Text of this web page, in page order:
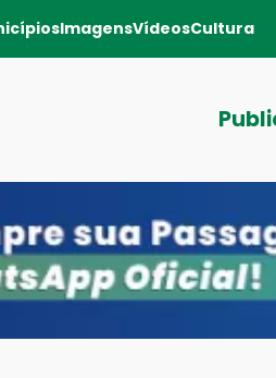
ImagensVídeosCultura